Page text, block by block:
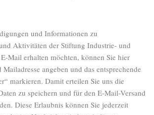
und Informationen zu
Aktivitäten der Stiftung Industrie- und
Mail erhalten möchten, können Sie hier
angeben und das entsprechende
markieren. Damit erteilen Sie uns die
zu speichern und für den E-Mail-Versand
Diese Erlaubnis können Sie jederzeit